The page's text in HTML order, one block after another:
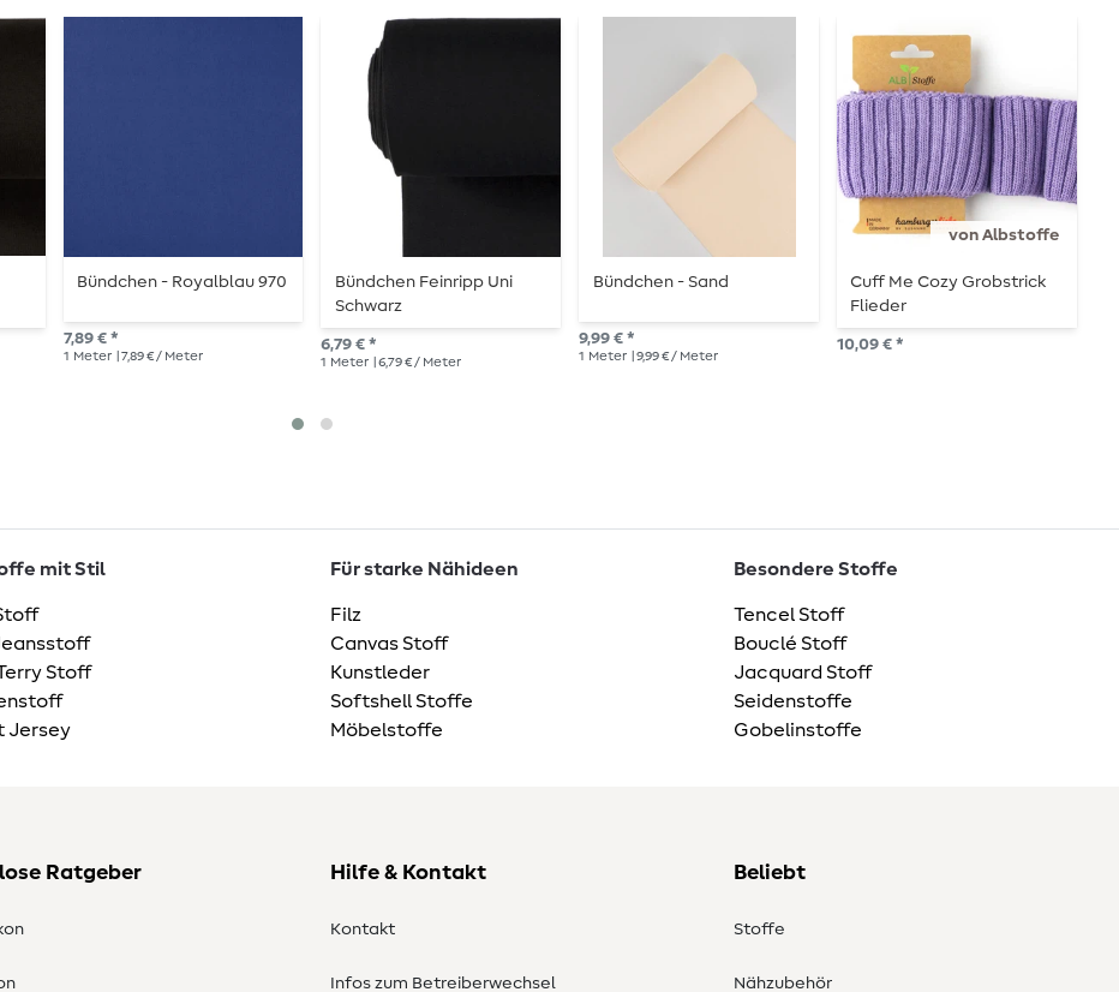
Bündchen - Royalblau 970
7,89 € *
1 Meter | 7,89 € / Meter
Bündchen Feinripp Uni
Schwarz
6,79 € *
1 Meter | 6,79 € / Meter
Bündchen - Sand
9,99 € *
1 Meter | 9,99 € / Meter
von Albstoffe
Cuff Me Cozy Grobstrick
Flieder
10,09 € *
mit Stil
Stoff
Jersey
Für starke Nähideen
Filz
Canvas Stoff
Kunstleder
Softshell Stoffe
Möbelstoffe
Besondere Stoffe
Tencel Stoff
Bouclé Stoff
Jacquard Stoff
Seidenstoffe
Gobelinstoffe
Ratgeber Hilfe & Kontakt
Kontakt
Infos zum Betreiberwechsel
Beliebt
Stoffe
Nähzubehör